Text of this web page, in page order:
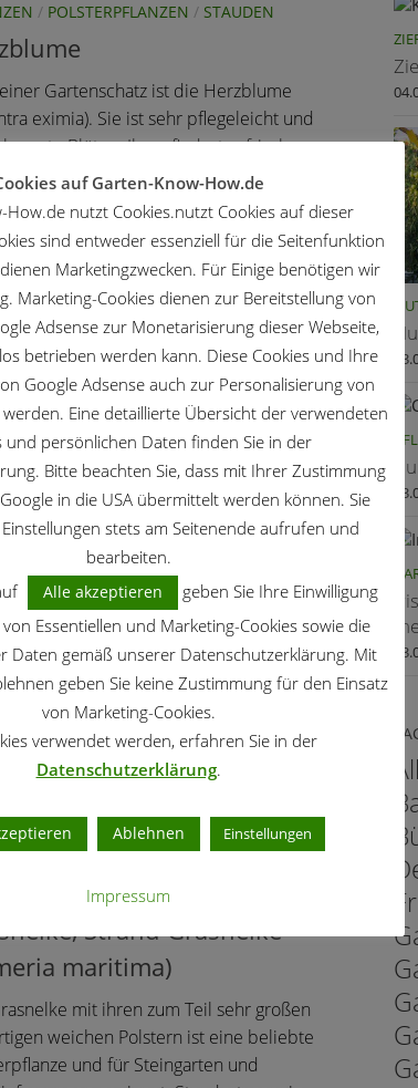
/ POLSTERPFLANZEN / STAUDEN
Gartenschatz ist die Herzblume
eximia). Sie ist sehr pflegeleicht und
zarte Blüten. Ihr gefiedertes frisches
eigenet sich auch für Grün in kleinen
Der...
/
Steinkraut : ein
Gelb ist das Markenzeichen für
Steingartenpflanze: Berg-
(Alyssum montanum). Sie schafft es
in Mauerfugen zu blühen. Berg-Steinkraut
und Pflege Standort: sonnig,
Steingartenpflanze Blütezeit:...
POLSTERPFLANZEN
Strand-Grasnelke
maritima)
mit ihren zum Teil sehr großen
weichen Polstern ist eine beliebte
und für Steingarten und
auf Garten-Know-How.de
How.de nutzt Cookies.nutzt Cookies auf dieser
sind entweder essenziell für die Seitenfunktion
Marketingzwecken. Für Einige benötigen wir
Marketing-Cookies dienen zur Bereitstellung von
Adsense zur Monetarisierung dieser Webseite,
betrieben werden kann. Diese Cookies und Ihre
Google Adsense auch zur Personalisierung von
Eine detaillierte Übersicht der verwendeten
und persönlichen Daten finden Sie in der
Bitte beachten Sie, dass mit Ihrer Zustimmung
in die USA übermittelt werden können. Sie
stets am Seitenende aufrufen und
bearbeiten.
Alle akzeptieren
geben Sie Ihre Einwilligung
Essentiellen und Marketing-Cookies sowie die
Daten gemäß unserer Datenschutzerklärung. Mit
geben Sie keine Zustimmung für den Einsatz
von Marketing-Cookies.
verwendet werden, erfahren Sie in der
Datenschutzerklärung.
Ablehnen Einstellungen
Impressum